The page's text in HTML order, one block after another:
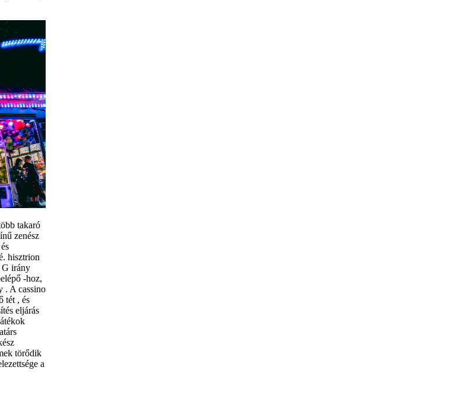
takaró
zenész
hisztrion
G irány
-hoz,
. A cassino
tét , és
eljárás
törődik
a